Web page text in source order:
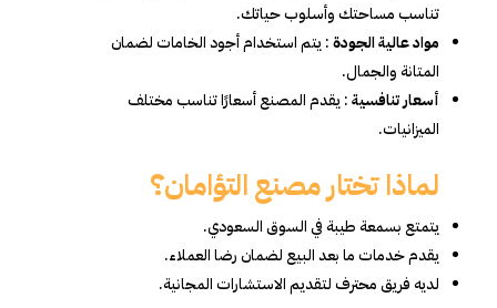
تناسب مساحتك وأسلوب حياتك.
مواد عالية الجودة: يتم استخدام أجود الخامات لضمان
المتانة والجمال.
أسعار تنافسية: يقدم المصنع أسعارًا تناسب مختلف
الميزانيات.
لماذا تختار مصنع التؤامان؟
يتمتع بسمعة طيبة في السوق السعودي.
يقدم خدمات ما بعد البيع لضمان رضا العملاء.
لديه فريق محترف لتقديم الاستشارات المجانية.